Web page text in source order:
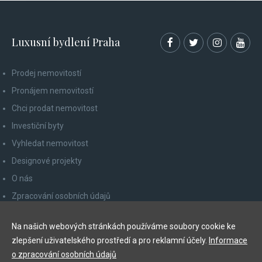
Luxusní bydlení Praha
Prodej nemovitostí
Pronájem nemovitostí
Chci prodat nemovitost
Investiční byty
Vyhledat nemovitost
Designové projekty
O nás
Zpracování osobních údajů
Odhlášení z newsletteru
Na našich webových stránkách používáme soubory cookie ke
zlepšení uživatelského prostředí a pro reklamní účely. Informace
o zpracování osobních údajů